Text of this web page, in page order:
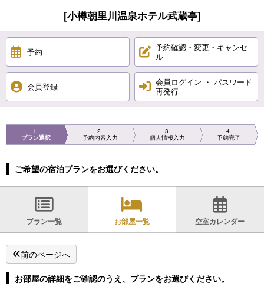
[小樽朝里川温泉ホテル武蔵亭]
予約
予約確認・変更・キャンセ
ル
会員登録
会員ログイン ・ パスワード
再発行
1
プラン選択
2
予約内容入力
3
個人情報入力
4
予約完了
ご希望の宿泊プランをお選びください。
プラン一覧 お部屋一覧 空室カレンダー
前のページへ
お部屋の詳細をご確認のうえ、プランをお選びください。